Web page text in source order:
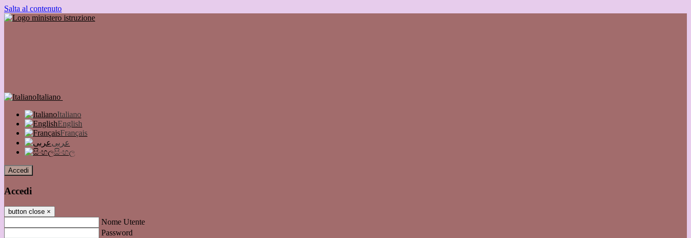
Salta al contenuto
Italiano
Italiano
English
Français
عربى
සිංහල
Accedi
Accedi
button close ×
Nome Utente
Password